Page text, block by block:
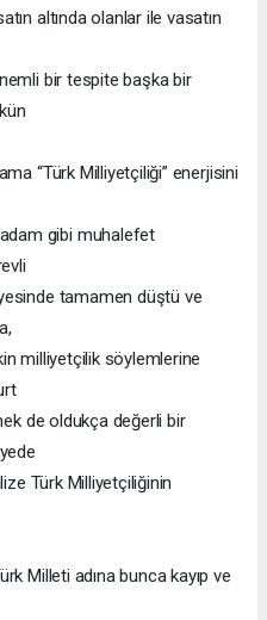
altında olanlar ile vasatın
bir tespite başka bir
“Türk Milliyetçiliği” enerjisini
gibi muhalefet
tamamen düştü ve
milliyetçilik söylemlerine
de oldukça değerli bir
Türk Milliyetçiliğinin
Milleti adına bunca kayıp ve